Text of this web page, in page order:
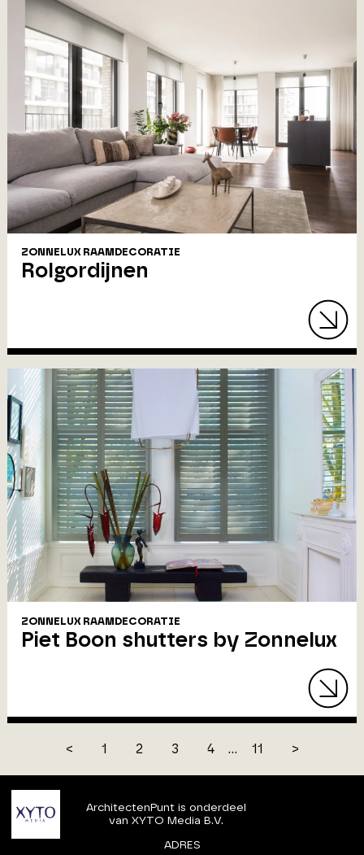
ZONNELUX RAAMDECORATIE
Rolgordijnen
ZONNELUX RAAMDECORATIE
Piet Boon shutters by Zonnelux
< 1 2 3 4 ... 11 >
ArchitectenPunt is onderdeel
van XYTO Media B.V.
ADRES